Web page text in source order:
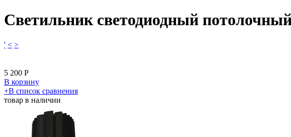
Светильник светодиодный
' < >
5 200 Р
В корзину
​+В список сравнения
товар в наличии